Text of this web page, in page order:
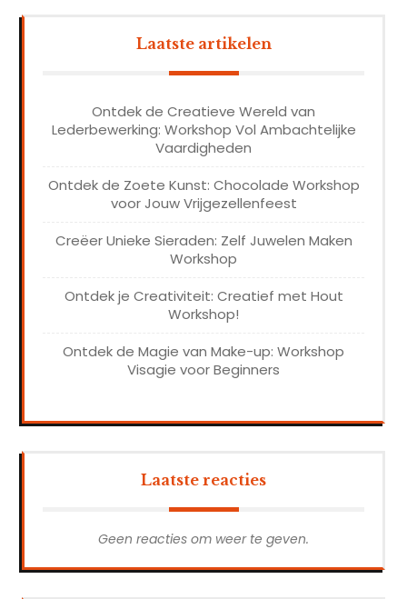
Laatste artikelen
Ontdek de Creatieve Wereld van
Lederbewerking: Workshop Vol Ambachtelijke
Vaardigheden
Ontdek de Zoete Kunst: Chocolade Workshop
voor Jouw Vrijgezellenfeest
Creëer Unieke Sieraden: Zelf Juwelen Maken
Workshop
Ontdek je Creativiteit: Creatief met Hout
Workshop!
Ontdek de Magie van Make-up: Workshop
Visagie voor Beginners
Laatste reacties
Geen reacties om weer te geven.